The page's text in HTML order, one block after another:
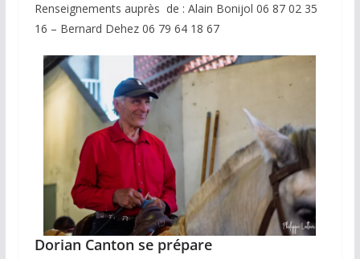
Renseignements auprès de : Alain Bonijol 06 87 02 35
16 – Bernard Dehez 06 79 64 18 67
Dorian Canton se prépare